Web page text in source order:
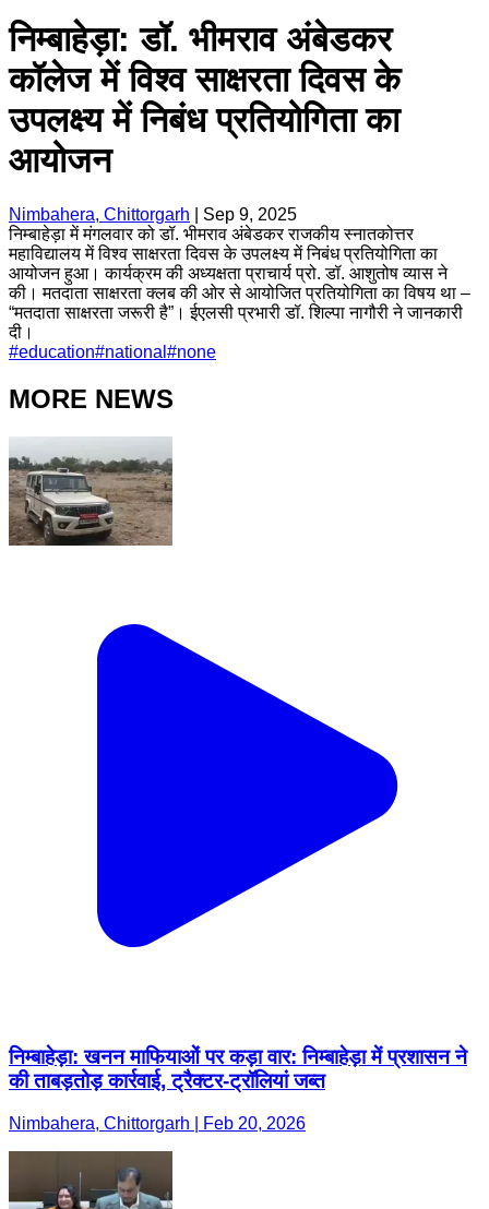
निम्बाहेड़ा: डॉ. भीमराव अंबेडकर
कॉलेज में विश्व साक्षरता दिवस के
उपलक्ष्य में निबंध प्रतियोगिता का
आयोजन
Nimbahera, Chittorgarh
Sep 9, 2025
निम्बाहेड़ा में मंगलवार को डॉ. भीमराव अंबेडकर राजकीय स्नातकोत्तर
महाविद्यालय में विश्व साक्षरता दिवस के उपलक्ष्य में निबंध प्रतियोगिता का
आयोजन हुआ। कार्यक्रम की अध्यक्षता प्राचार्य प्रो. डॉ. आशुतोष व्यास ने
की। मतदाता साक्षरता क्लब की ओर से आयोजित प्रतियोगिता का विषय था –
“मतदाता साक्षरता जरूरी है”। ईएलसी प्रभारी डॉ. शिल्पा नागौरी ने जानकारी
दी।
#education#national #none
MORE NEWS
निम्बाहेड़ा: खनन माफियाओं पर कड़ा वार: निम्बाहेड़ा में प्रशासन ने
की ताबड़तोड़ कार्रवाई, ट्रैक्टर-ट्रॉलियां जब्त
Nimbahera, Chittorgarh | Feb 20, 2026